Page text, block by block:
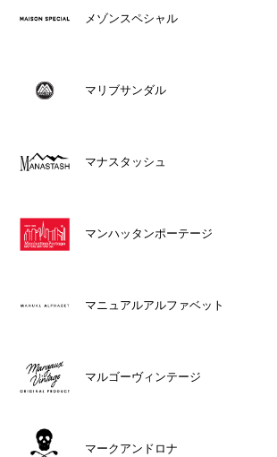
メゾンスペシャル
マリブサンダル
マナスタッシュ
マンハッタンポーテージ
マニュアルアルファベット
マルゴーヴィンテージ
マークアンドロナ